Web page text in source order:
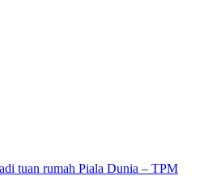
tuan rumah Piala Dunia – TPM